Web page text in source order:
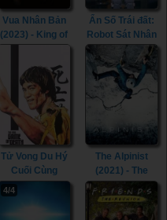
Vua Nhân Bản
(2023) - King of
Ẩn Số Trái đất:
Robot Sát Nhân
Unknown: Killer
Robots (2023)
Tử Vong Du Hý
Cuối Cùng
(2023) - The
Final Game of
Death (2023)
The Alpinist
(2021) - The
Alpinist (2021)
4/4